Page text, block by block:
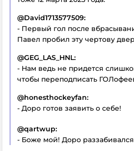
@David1713577509:
- Первый гол после
Павел пробил эту чертову
@GEG_LAS_HNL:
- Нам ведь не придется
чтобы переподписать
@honesthockeyfan:
- Доро готов заявить о себе!
@qartwup:
- Боже мой! Доро